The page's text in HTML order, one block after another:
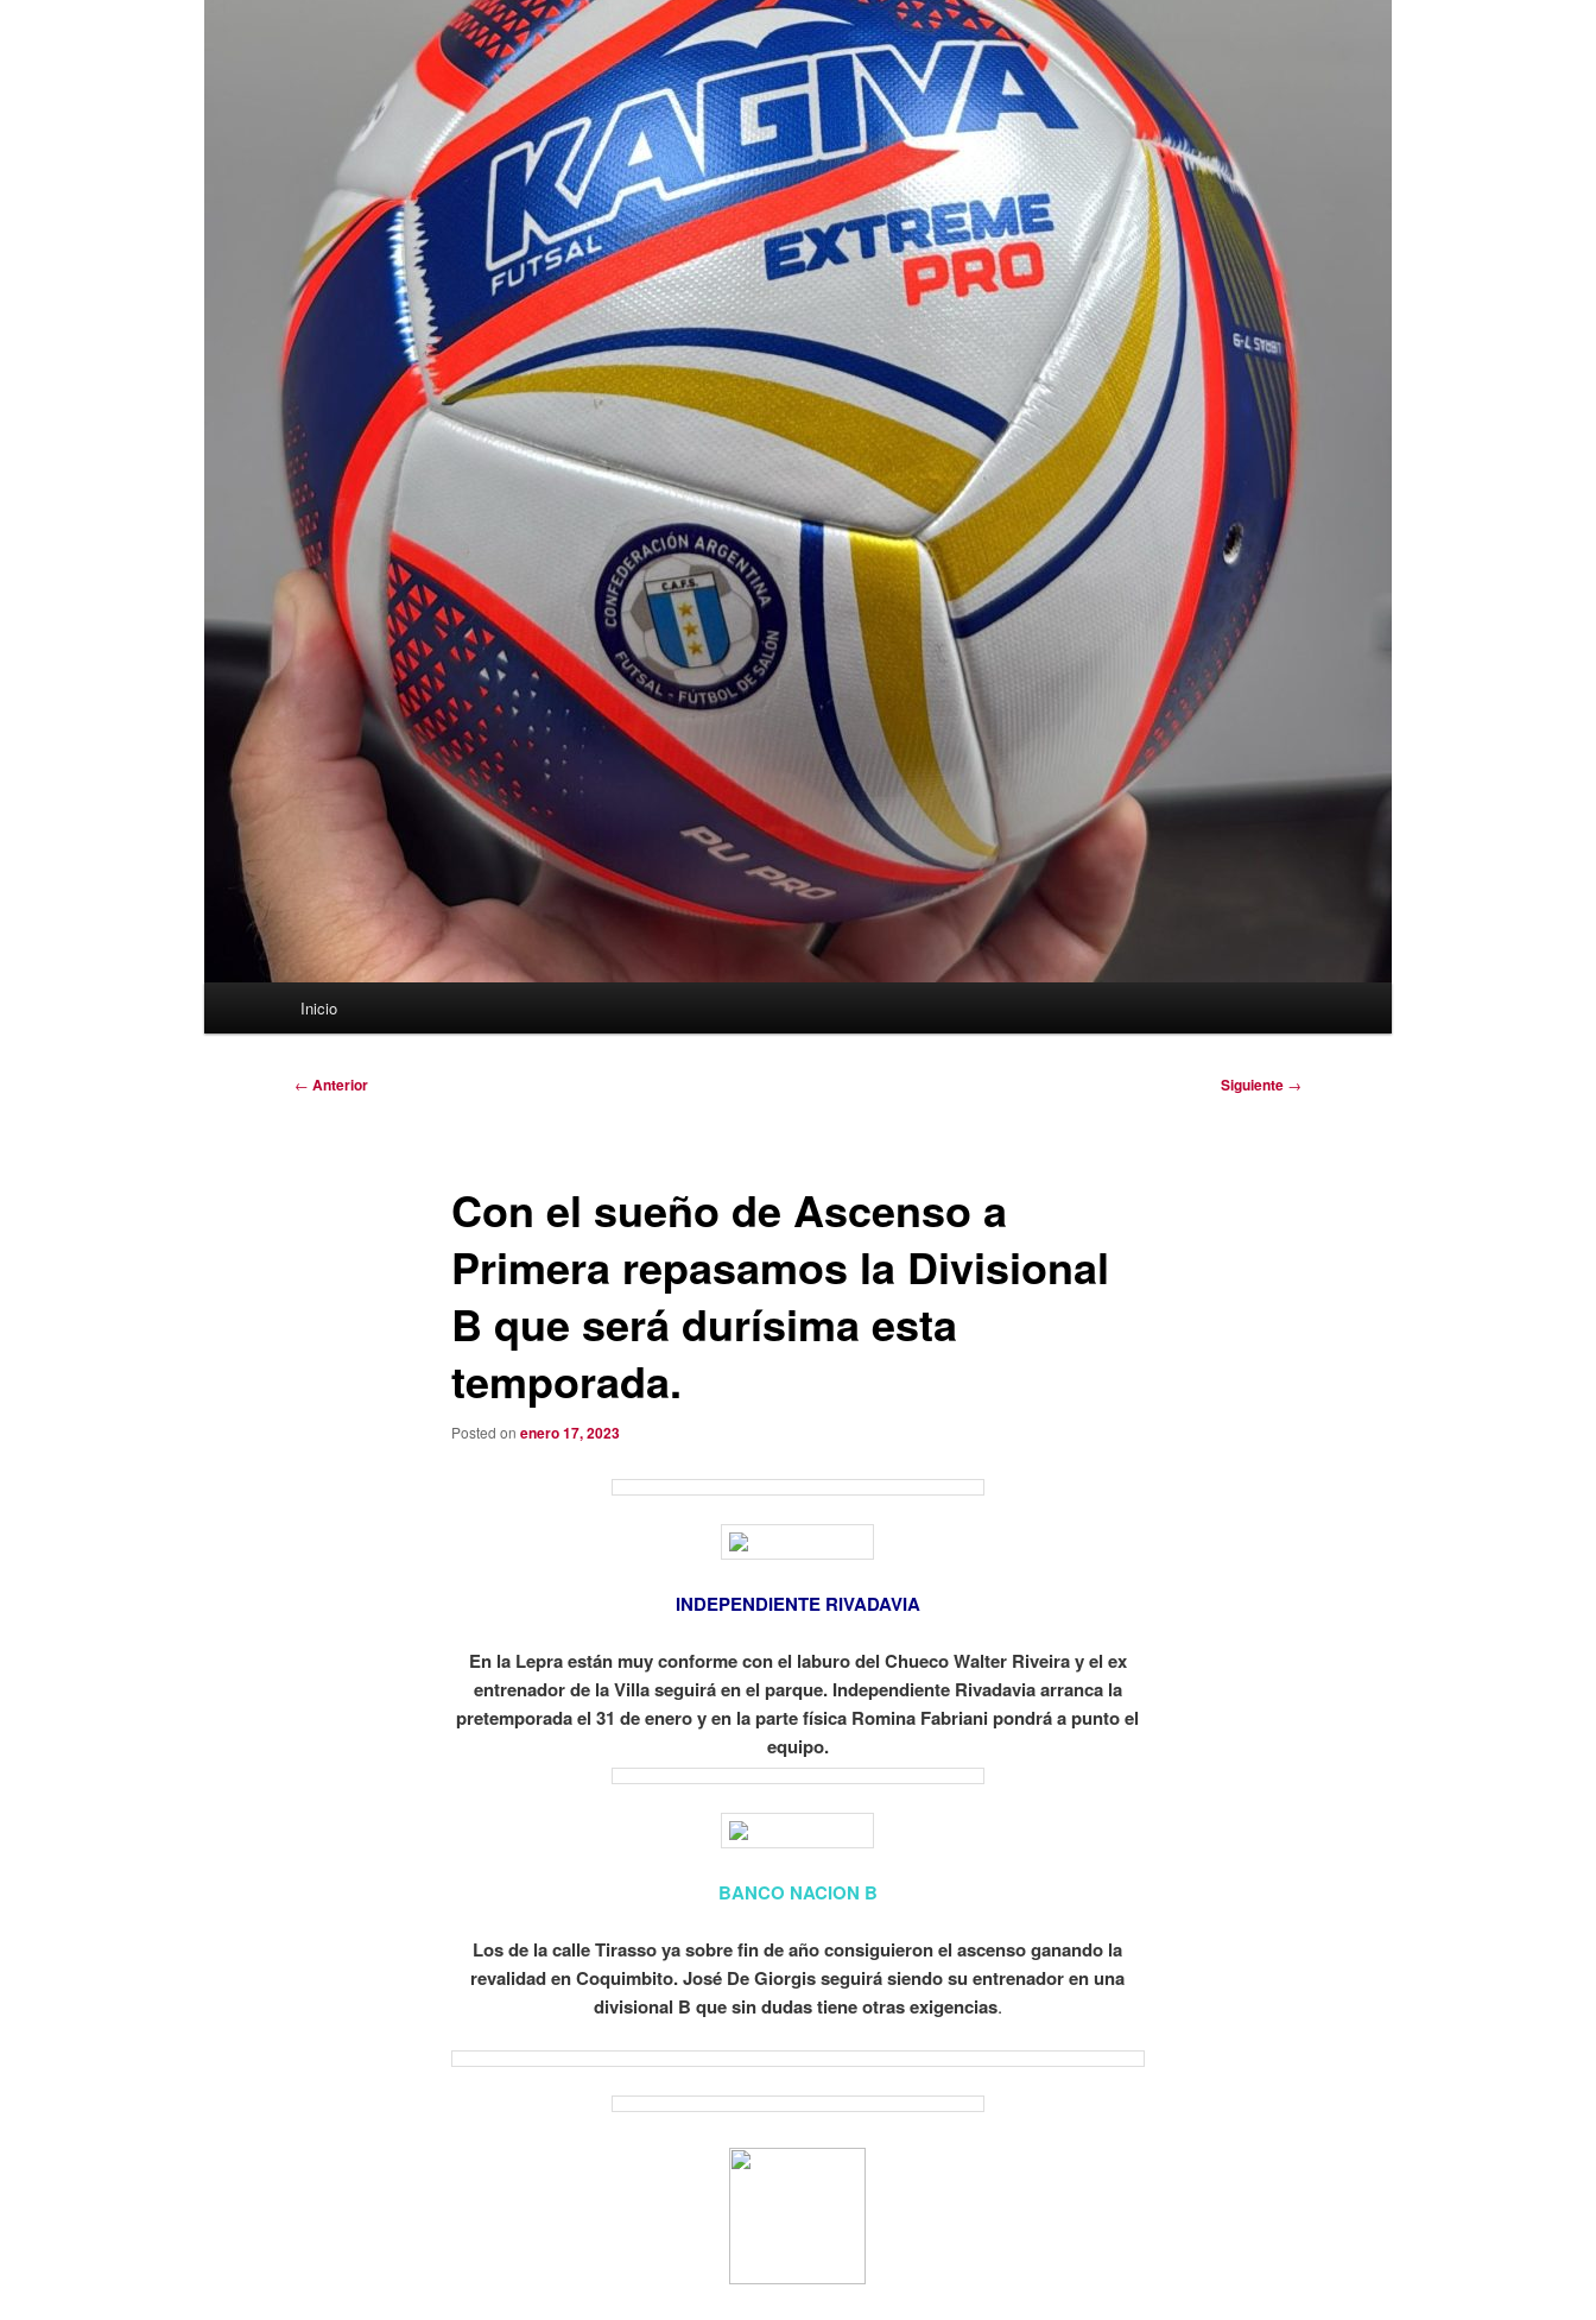
Inicio
Navegación
← Anterior Siguiente →
Con el sueño de Ascenso a
Primera repasamos la Divisional
B que será durísima esta
temporada.
Posted on enero 17, 2023
INDEPENDIENTE RIVADAVIA
En la Lepra están muy conforme con el laburo del Chueco Walter Riveira y el ex
entrenador de la Villa seguirá en el parque. Independiente Rivadavia arranca la
pretemporada el 31 de enero y en la parte física Romina Fabriani pondrá a punto el
equipo.
BANCO NACION B
Los de la calle Tirasso ya sobre fin de año consiguieron el ascenso ganando la
revalidad en Coquimbito. José De Giorgis seguirá siendo su entrenador en una
divisional B que sin dudas tiene otras exigencias.